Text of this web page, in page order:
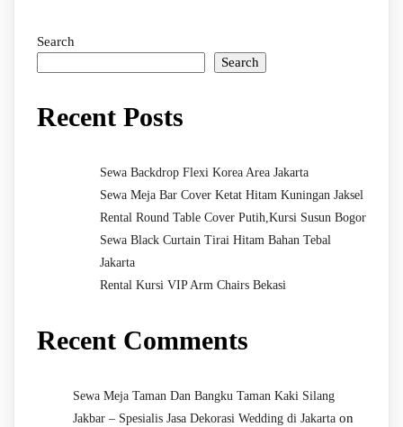
Search
Search
Recent Posts
Sewa Backdrop Flexi Korea Area Jakarta
Sewa Meja Bar Cover Ketat Hitam Kuningan Jaksel
Rental Round Table Cover Putih,Kursi Susun Bogor
Sewa Black Curtain Tirai Hitam Bahan Tebal
Jakarta
Rental Kursi VIP Arm Chairs Bekasi
Recent Comments
Sewa Meja Taman Dan Bangku Taman Kaki Silang
Jakbar – Spesialis Jasa Dekorasi Wedding di Jakarta on